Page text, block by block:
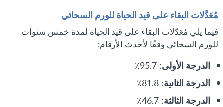
مُعَدَّلات البقاء على قيد الحياة للورم السحائي
فيما يلي مُعَدّلات البقاء على قيد الحياة لمدة خمس سنوات
للورم السحائي وفقًا لأحدث الأرقام:
الدرجة الأولى: 95.7٪
الدرجة الثانية: 81.8٪
الدرجة الثالثة: 46.7٪